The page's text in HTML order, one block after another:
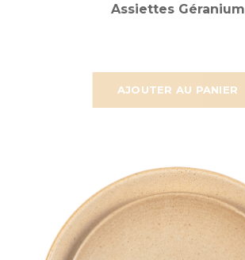
AJOUTER AU PANIER
Assiettes Géranium